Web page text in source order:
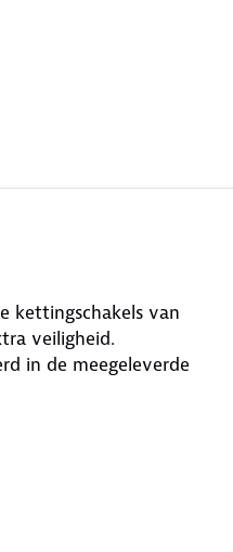
kettingschakels van
veiligheid.
in de meegeleverde